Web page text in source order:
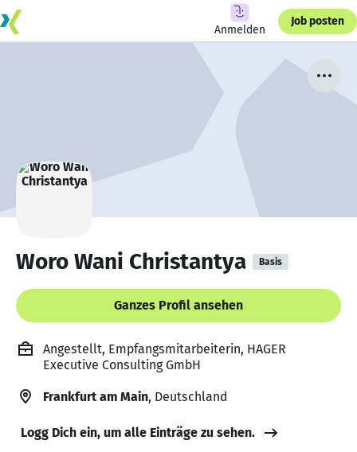
Anmelden
Job posten
Woro Wani Christantya Basis
Ganzes Profil ansehen
Angestellt, Empfangsmitarbeiterin, HAGER
Executive Consulting GmbH
Frankfurt am Main, Deutschland
Logg Dich ein, um alle Einträge zu sehen.